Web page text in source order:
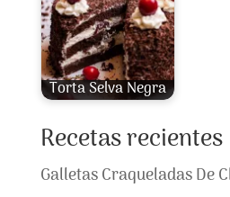
Torta Selva Negra
Recetas recientes
Galletas Craqueladas De